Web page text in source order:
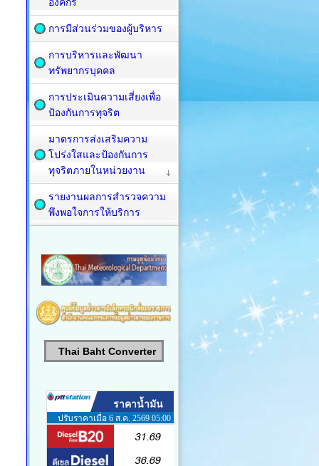
การมีส่วนร่วมของผู้บริหาร
การบริหารและพัฒนา
ทรัพยากรบุคคล
การประเมินความเสี่ยงเพื่อ
ป้องกันการทุจริต
มาตรการส่งเสริมความ
โปร่งใสและป้องกันการ
ทุจริตภายในหน่วยงาน
รายงานผลการสำรวจความ
พึงพอใจการให้บริการ
Thai Baht Converter